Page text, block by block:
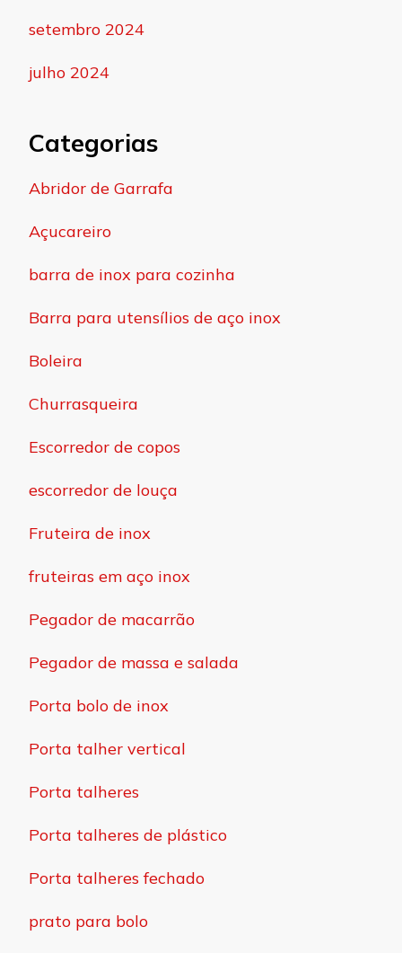
setembro 2024
julho 2024
Categorias
Abridor de Garrafa
Açucareiro
barra de inox para cozinha
Barra para utensílios de aço inox
Boleira
Churrasqueira
Escorredor de copos
escorredor de louça
Fruteira de inox
fruteiras em aço inox
Pegador de macarrão
Pegador de massa e salada
Porta bolo de inox
Porta talher vertical
Porta talheres
Porta talheres de plástico
Porta talheres fechado
prato para bolo